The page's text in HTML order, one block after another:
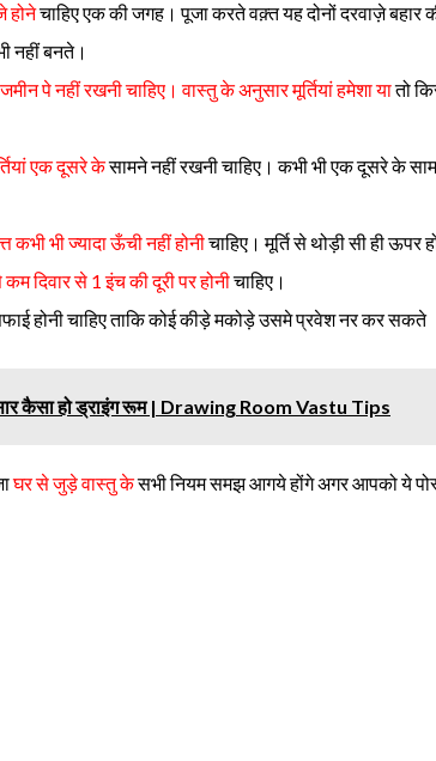
होनेचाहिए एक की जगह। पूजा करते वक़्त यह दोनों दरवाज़े
नहीं बनते।
जमीन पे नहीं रखनी चाहिए। वास्तु के अनुसार मूर्तियां हमेशा यातो
एक दूसरे केसामने नहीं रखनी चाहिए। कभी भी एक दूसरे के
कभी भी ज्यादा ऊँची नहीं होनीचाहिए। मूर्ति से थोड़ी सी ही ऊपर
दिवार से 1 इंच की दूरी पर होनीचाहिए।
होनी चाहिए ताकि कोई कीड़े मकोड़े उसमे प्रवेश नर कर सकते
कैसा हो ड्राइंग रूम | Drawing Room Vastu Tips
घर से जुड़े वास्तु केसभी नियम समझ आगये होंगे अगर आपको ये